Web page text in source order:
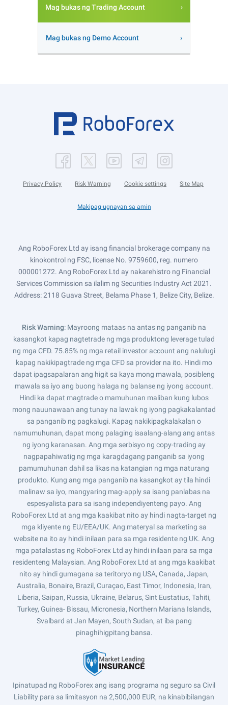
Mag bukas ng Trading Account
Mag bukas ng Demo Account
Privacy Policy Risk Warning Cookie settings Site Map
Makipag-ugnayan sa amin
Ang RoboForex Ltd ay isang financial brokerage company na
kinokontrol ng FSC, license No. 9759600, reg. numero
000001272. Ang RoboForex Ltd ay nakarehistro ng Financial
Services Commission sa ilalim ng Securities Industry Act 2021.
Address: 2118 Guava Street, Belama Phase 1, Belize City, Belize.
Risk Warning: Mayroong mataas na antas ng panganib na
kasangkot kapag nagtetrade ng mga produktong leverage tulad
ng mga CFD. 75.85% ng mga retail investor account ang nalulugi
kapag nakikipagtrade ng mga CFD sa provider na ito. Hindi mo
dapat ipagsapalaran ang higit sa kaya mong mawala, posibleng
mawala sa iyo ang buong halaga ng balanse ng iyong account.
Hindi ka dapat magtrade o mamuhunan maliban kung lubos
mong nauunawaan ang tunay na lawak ng iyong pagkakalantad
sa panganib ng pagkalugi. Kapag nakikipagkalakalan o
namumuhunan, dapat mong palaging isaalang-alang ang antas
ng iyong karanasan. Ang mga serbisyo ng copy-trading ay
nagpapahiwatig ng mga karagdagang panganib sa iyong
pamumuhunan dahil sa likas na katangian ng mga naturang
produkto. Kung ang mga panganib na kasangkot ay tila hindi
malinaw sa iyo, mangyaring mag-apply sa isang panlabas na
espesyalista para sa isang independiyenteng payo. Ang
RoboForex Ltd at ang mga kaakibat nito ay hindi nagta-target ng
mga kliyente ng EU/EEA/UK. Ang materyal sa marketing sa
website na ito ay hindi inilaan para sa mga residente ng UK. Ang
mga patalastas ng RoboForex Ltd ay hindi inilaan para sa mga
residenteng Malaysian. Ang RoboForex Ltd at ang mga kaakibat
nito ay hindi gumagana sa teritoryo ng USA, Canada, Japan,
Australia, Bonaire, Brazil, Curaçao, East Timor, Indonesia, Iran,
Liberia, Saipan, Russia, Ukraine, Belarus, Sint Eustatius, Tahiti,
Turkey, Guinea- Bissau, Micronesia, Northern Mariana Islands,
Svalbard at Jan Mayen, South Sudan, at iba pang
pinaghihigpitang bansa.
Ipinatupad ng RoboForex ang isang programa ng seguro sa Civil
Liability para sa limitasyon na 2,500,000 EUR, na kinabibilangan